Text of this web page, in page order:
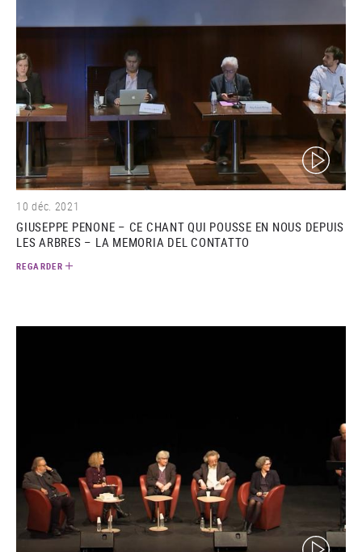
(video)
10 déc. 2021
GIUSEPPE PENONE – CE CHANT QUI POUSSE EN NOUS DEPUIS
LES ARBRES – LA MEMORIA DEL CONTATTO
REGARDER
(video)